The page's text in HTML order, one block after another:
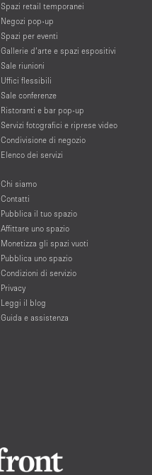
Spazi retail temporanei
Negozi pop-up
Spazi per eventi
Gallerie d’arte e spazi espositivi
Sale riunioni
Uffici flessibili
Sale conferenze
Ristoranti e bar pop-up
Servizi fotografici e riprese video
Condivisione di negozio
Elenco dei servizi
Chi siamo
Contatti
Pubblica il tuo spazio
Affittare uno spazio
Monetizza gli spazi vuoti
Pubblica uno spazio
Condizioni di servizio
Privacy
Leggi il blog
Guida e assistenza